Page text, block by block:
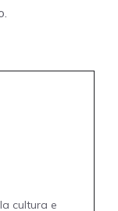
cultura e